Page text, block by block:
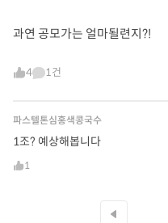
과연 공모가는 얼마될련지?!
4 1건
파스텔톤심홍색콩국수
1조? 예상해봅니다
1